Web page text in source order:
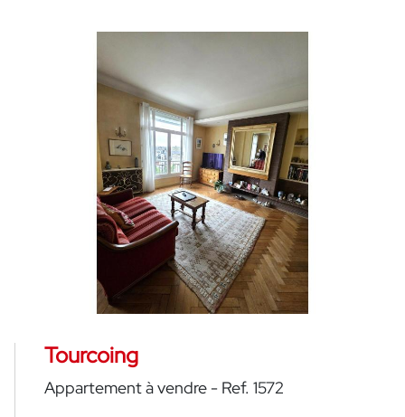
Tourcoing
Appartement à vendre - Ref. 1572